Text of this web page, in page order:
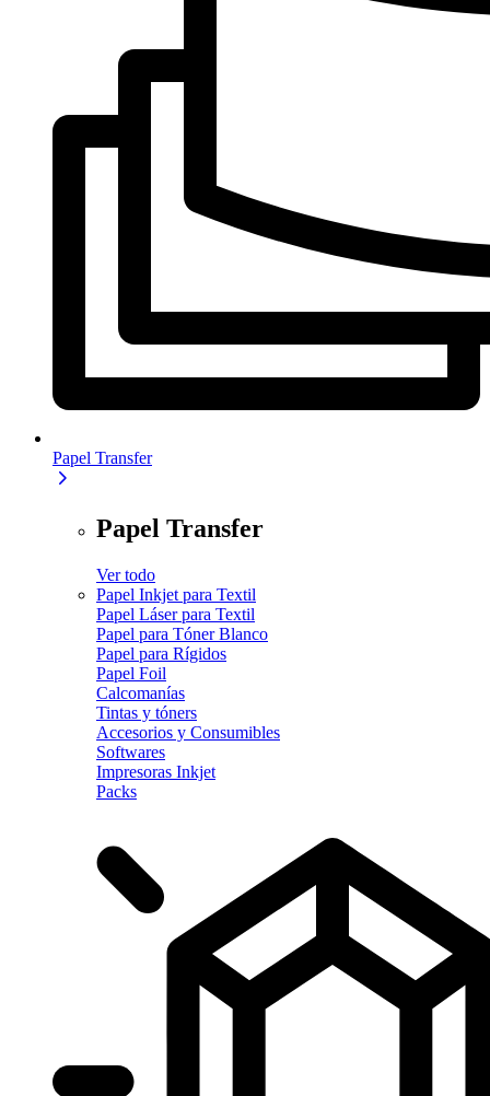
Papel Transfer
Papel Transfer
Ver todo
Papel Inkjet para Textil
Papel Láser para Textil
Papel para Tóner Blanco
Papel para Rígidos
Papel Foil
Calcomanías
Tintas y tóners
Accesorios y Consumibles
Softwares
Impresoras Inkjet
Packs